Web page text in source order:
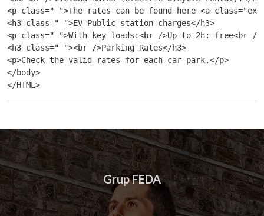
<p class=" ">The rates can be found here <a
<h3 class=" ">EV Public station charges</h3>
<p class=" ">With key loads:<br />Up to 2h: free<br /
<h3 class=" "><br />Parking Rates</h3>
<p>Check the valid rates for each car park.</p>
</body>
Grup FEDA